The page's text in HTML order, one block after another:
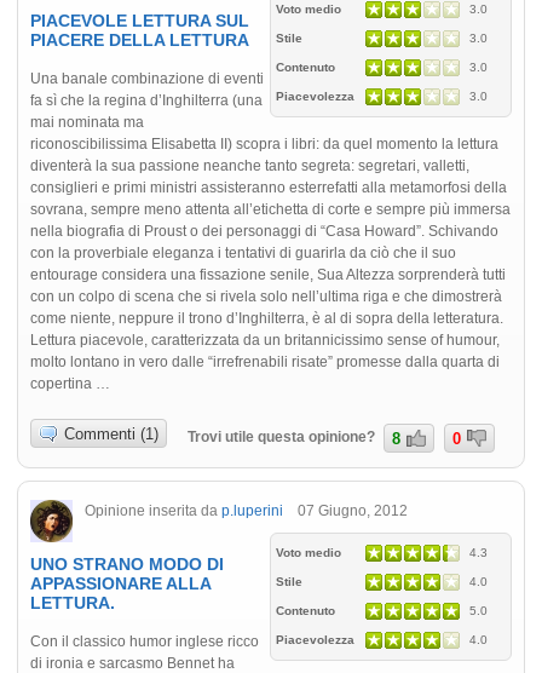
Voto medio 3.0
Stile 3.0
Contenuto 3.0
Piacevolezza 3.0
PIACEVOLE LETTURA SUL
PIACERE DELLA LETTURA
Una banale combinazione di eventi
fa sì che la regina d’Inghilterra (una
mai nominata ma
riconoscibilissima Elisabetta II) scopra i libri: da quel momento la lettura
diventerà la sua passione neanche tanto segreta: segretari, valletti,
consiglieri e primi ministri assisteranno esterrefatti alla metamorfosi della
sovrana, sempre meno attenta all’etichetta di corte e sempre più immersa
nella biografia di Proust o dei personaggi di “Casa Howard”. Schivando
con la proverbiale eleganza i tentativi di guarirla da ciò che il suo
entourage considera una fissazione senile, Sua Altezza sorprenderà tutti
con un colpo di scena che si rivela solo nell’ultima riga e che dimostrerà
come niente, neppure il trono d’Inghilterra, è al di sopra della letteratura.
Lettura piacevole, caratterizzata da un britannicissimo sense of humour,
molto lontano in vero dalle “irrefrenabili risate” promesse dalla quarta di
copertina …
Commenti (1) Trovi utile questa opinione? 8 0
Opinione inserita da p.luperini 07 Giugno, 2012
Voto medio 4.3
Stile 4.0
Contenuto 5.0
Piacevolezza 4.0
UNO STRANO MODO DI
APPASSIONARE ALLA
LETTURA.
Con il classico humor inglese ricco
di ironia e sarcasmo Bennet ha